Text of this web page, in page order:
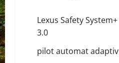
Lexus Safety System+
3.0
pilot automat adaptiv